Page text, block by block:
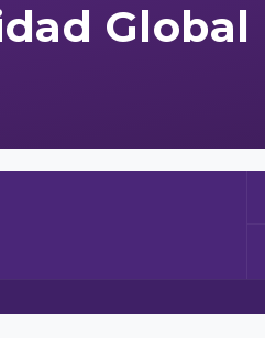
Global